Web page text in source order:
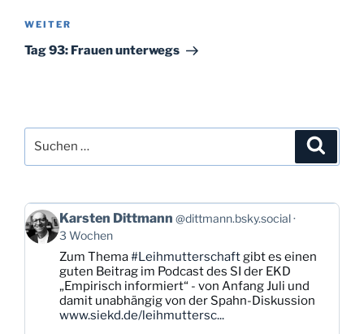
Nächster
Beitrag
WEITER
Tag 93: Frauen unterwegs
nach:
Beitrag
von
Karsten
Dittmann
Bluesky
ansehen
Karsten Dittmann @dittmann.bsky.social
3 Wochen
Zum Thema#Leihmutterschaftgibt es einen
guten Beitrag im Podcast des SI der EKD
„Empirisch informiert“ - von Anfang Juli und
damit unabhängig von der Spahn-Diskussion
www.siekd.de/leihmuttersc...